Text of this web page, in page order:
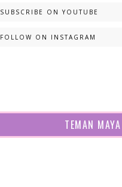
SUBSCRIBE ON YOUTUBE
FOLLOW ON INSTAGRAM
TEMAN MAYA